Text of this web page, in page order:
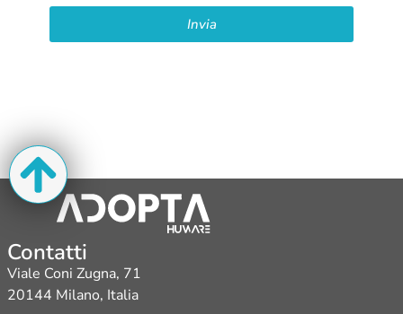
Invia
Contatti
Viale Coni Zugna, 71
20144 Milano, Italia